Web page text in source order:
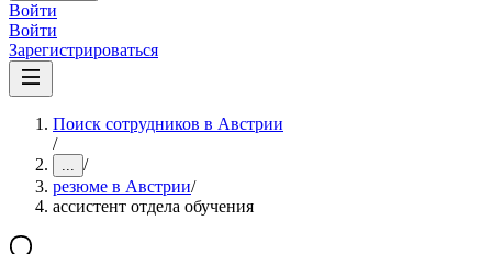
Войти
Войти
Зарегистрироваться
Поиск сотрудников в Австрии
/
... /
резюме в Австрии/
ассистент отдела обучения